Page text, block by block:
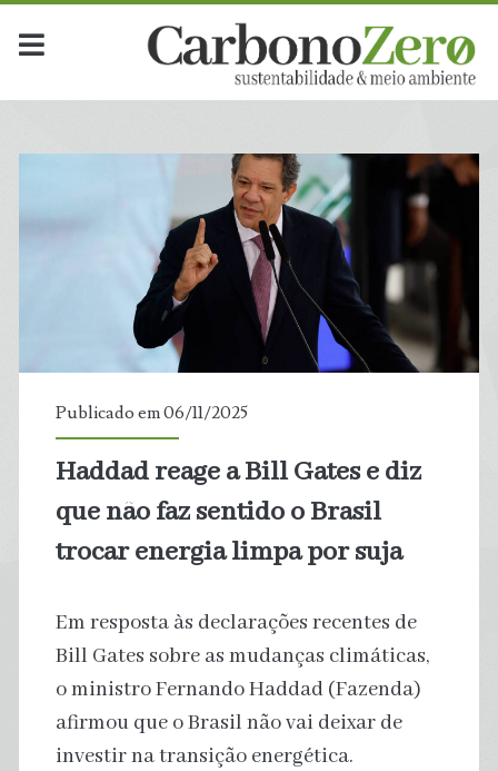
Publicado em 06/11/2025
Haddad reage a Bill Gates e diz
que não faz sentido o Brasil
trocar energia limpa por suja
Em resposta às declarações recentes de
Bill Gates sobre as mudanças climáticas,
o ministro Fernando Haddad (Fazenda)
afirmou que o Brasil não vai deixar de
investir na transição energética.